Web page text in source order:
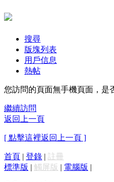
搜尋
版塊列表
用戶信息
熱帖
您訪問的頁面無手機頁面，是
繼續訪問
返回上一頁
[ 點擊這裡返回上一頁 ]
首頁 | 登錄 | 註冊
標準版 | 觸屏版 | 電腦版 |